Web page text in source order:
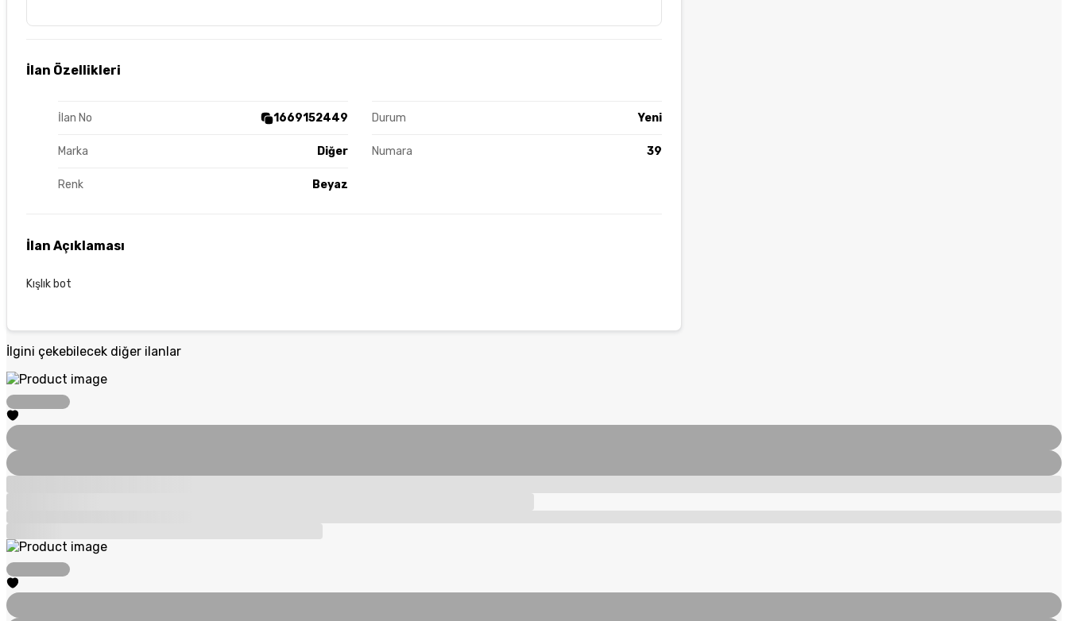
İlan Özellikleri
İlan No 1669152449 Durum Yeni
Marka Diğer Numara 39
Renk Beyaz
İlan Açıklaması
Kışlık bot
İlgini çekebilecek diğer ilanlar